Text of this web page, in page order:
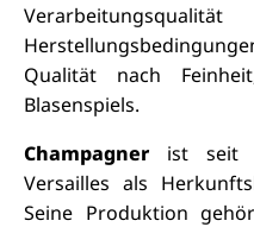
Qualität nach
Blasenspiels.
Champagner ist seit
Versailles als
Seine Produktion